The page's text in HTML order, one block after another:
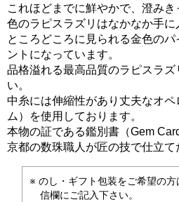
これほどまでに鮮やかで、澄み
色のラピスラズリはなかなか手に
ところどころに見られる金色の
ントになっています。
品格溢れる最高品質のラピスラ
い。
中糸には伸縮性があり丈夫なオ
ム）を使用しております。
本物の証である鑑別書（Gem
京都の数珠職人が匠の技で仕立て
のし・ギフト包装をご希望の
信欄にご記入下さい。